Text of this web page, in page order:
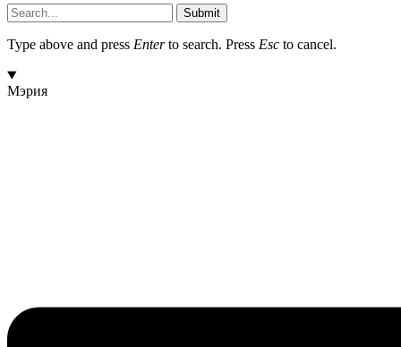
Submit
Type above and press Enterto search. Press Esc to cancel.
Мэрия